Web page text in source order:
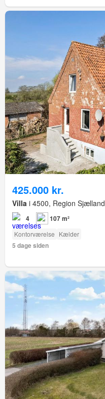
425.000 kr.
Villa i 4500, Region Sjælland
4 107 m²
Kontorværelse Kælder
5 dage siden